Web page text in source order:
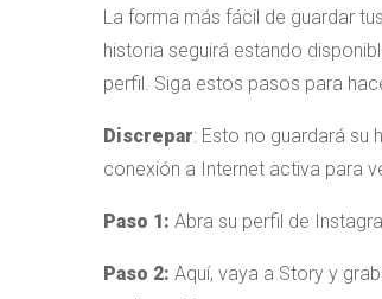
La forma más fácil de guardar
historia seguirá estando
perfil. Siga estos pasos para
Discrepar: Esto no guardará su
conexión a Internet activa para
Paso 1: Abra su perfil de
Paso 2: Aquí, vaya a Story y